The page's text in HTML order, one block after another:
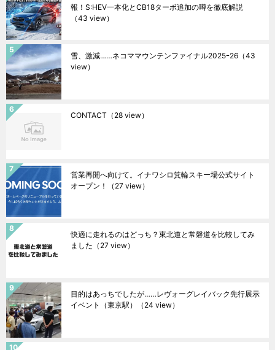
報！S:HEV一本化とCB18ターボ追加の噂を徹底解説
（43 view）
雪、激減……ネコママウンテンファイナル2025ｰ26 （43
view）
CONTACT （28 view）
営業再開へ向けて。イナワシロ箕輪スキー場公式サイト
オープン！
（27 view）
快適に走れるのはどっち？東北道と常磐道を比較してみ
ました （27 view）
目的はあっちでしたが……レヴォーグレイバック先行展示
イベント（東京駅）
（24 view）